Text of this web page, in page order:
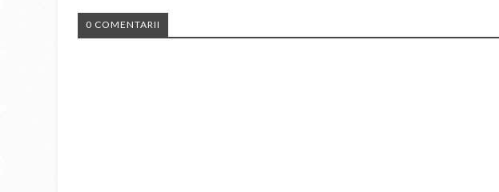
0 COMENTARII